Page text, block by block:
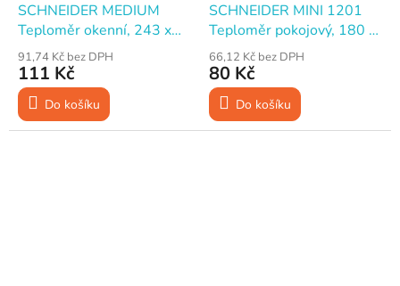
SCHNEIDER MEDIUM
Teploměr okenní, 243 x
30 mm
91,74 Kč bez DPH
111 Kč
Do košíku
SCHNEIDER MINI 1201
Teploměr pokojový, 180 x
35 mm
66,12 Kč bez DPH
80 Kč
Do košíku